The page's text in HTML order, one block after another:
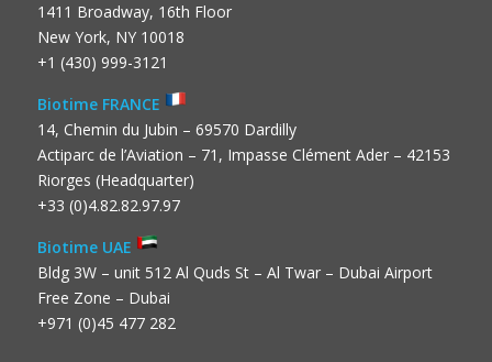
1411 Broadway, 16th Floor
New York, NY 10018
+1 (430) 999-3121
Biotime FRANCE
14, Chemin du Jubin – 69570 Dardilly
Actiparc de l’Aviation – 71, Impasse Clément Ader – 42153
Riorges (Headquarter)
+33 (0)4.82.82.97.97
Biotime UAE
Bldg 3W – unit 512 Al Quds St – Al Twar – Dubai Airport
Free Zone – Dubai
+971 (0)45 477 282